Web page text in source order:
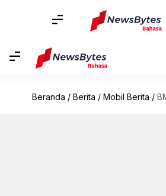
Beranda / Berita / Mobil Berita /